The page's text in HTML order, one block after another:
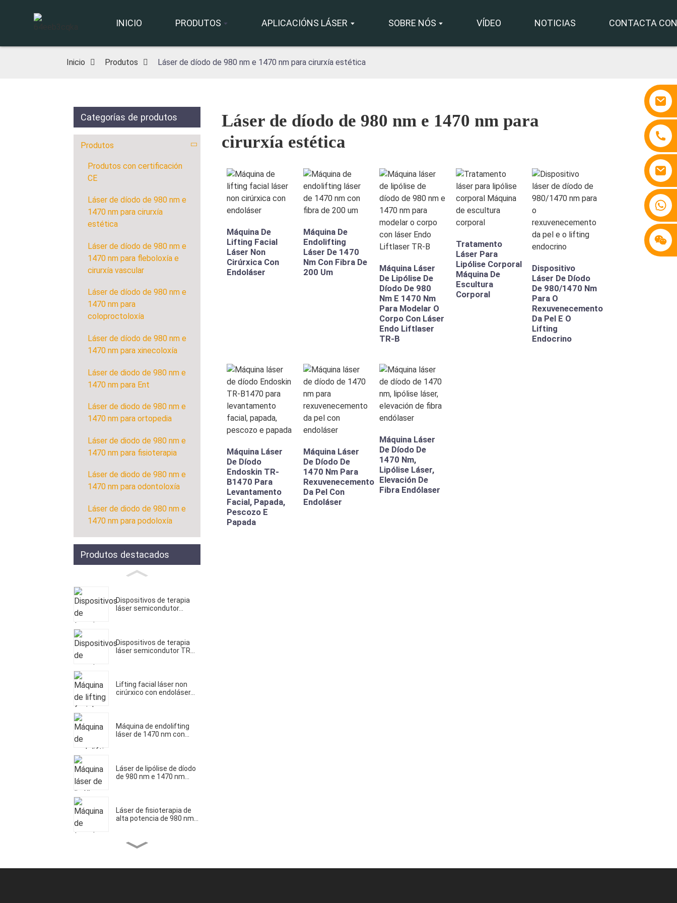
INICIO PRODUTOS APLICACIÓNS LÁSER SOBRE NÓS VÍDEO NOTICIAS CONTACTA
+86 15810767862
Inicio Produtos Láser de díodo de 980 nm e 1470 nm para cirurxía estética
Categorías de produtos
Produtos
Produtos con certificación
CE
Láser de díodo de 980 nm e
1470 nm para cirurxía
estética
Láser de díodo de 980 nm e
1470 nm para fleboloxía e
cirurxía vascular
Láser de díodo de 980 nm e
1470 nm para
coloproctoloxía
Láser de díodo de 980 nm e
1470 nm para xinecoloxía
Láser de diodo de 980 nm e
1470 nm para Ent
Láser de diodo de 980 nm e
1470 nm para ortopedia
Láser de diodo de 980 nm e
1470 nm para fisioterapia
Láser de diodo de 980 nm e
1470 nm para odontoloxía
Láser de diodo de 980 nm e
1470 nm para podoloxía
Produtos destacados
Dispositivos de terapia
láser semicondutor...
Dispositivos de terapia
láser semicondutor TR...
Lifting facial láser non
cirúrxico con endoláser...
Máquina de endolifting
láser de 1470 nm con...
Láser de lipólise de díodo
de 980 nm e 1470 nm...
Láser de fisioterapia de
alta potencia de 980 nm...
Láser de díodo de 980 nm e 1470 nm para
cirurxía estética
Máquina De
Lifting Facial
Láser Non
Cirúrxica Con
Endoláser
Máquina De
Endolifting
Láser De 1470
Nm Con Fibra De
200 Um
Máquina Láser
De Lipólise De
Díodo De 980
Nm E 1470 Nm
Para Modelar O
Corpo Con Láser
Endo Liftlaser
TR-B
Tratamento
Láser Para
Lipólise Corporal
Máquina De
Escultura
Corporal
Dispositivo
Láser De Díodo
De 980/1470 Nm
Para O
Rexuvenecemento
Da Pel E O
Lifting
Endocrino
Máquina Láser
De Díodo
Endoskin TR-
B1470 Para
Levantamento
Facial, Papada,
Pescozo E
Papada
Máquina Láser
De Díodo De
1470 Nm Para
Rexuvenecemento
Da Pel Con
Endoláser
Máquina Láser
De Díodo De
1470 Nm,
Lipólise Láser,
Elevación De
Fibra Endólaser